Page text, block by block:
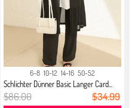
6-8 10-12 14-16 50-52
Schlichter Dünner Basic Langer Card...
$86.00 $34.99